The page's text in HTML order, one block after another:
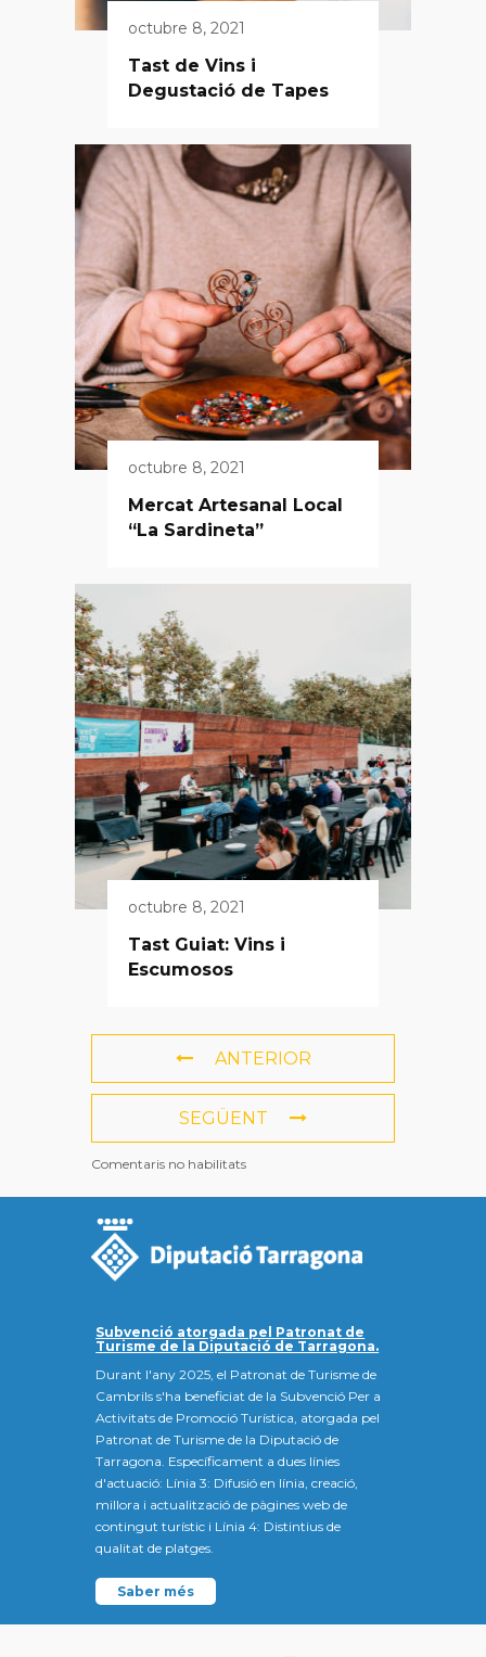
octubre 8, 2021
Tast de Vins i
Degustació de Tapes
octubre 8, 2021
Mercat Artesanal Local
“La Sardineta”
octubre 8, 2021
Tast Guiat: Vins i
Escumosos
ANTERIOR
SEGÜENT
Comentaris no habilitats
Subvenció atorgada pel Patronat de
Turisme de la Diputació de Tarragona.
Durant l'any 2025, el Patronat de Turisme de
Cambrils s'ha beneficiat de la Subvenció Per a
Activitats de Promoció Turística, atorgada pel
Patronat de Turisme de la Diputació de
Tarragona. Específicament a dues línies
d'actuació: Línia 3: Difusió en línia, creació,
millora i actualització de pàgines web de
contingut turístic i Línia 4: Distintius de
qualitat de platges.
Saber més